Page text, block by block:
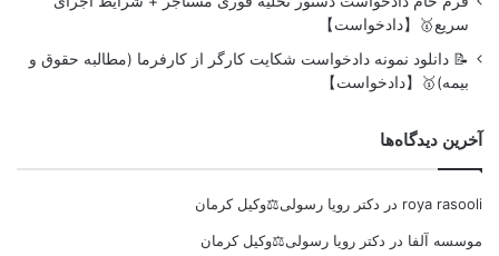
سریع🥇【دادخواست】
📝 دانلود نمونه دادخواست شکایت کارگر از کارفرما (مطالبه حقوق و
بیمه)🥇【دادخواست】
آخرین دیدگاه‌ها
roya rasooli در دکتر رویا رسولی⚖️وکیل کرمان
موسسه آلفا در دکتر رویا رسولی⚖️وکیل کرمان